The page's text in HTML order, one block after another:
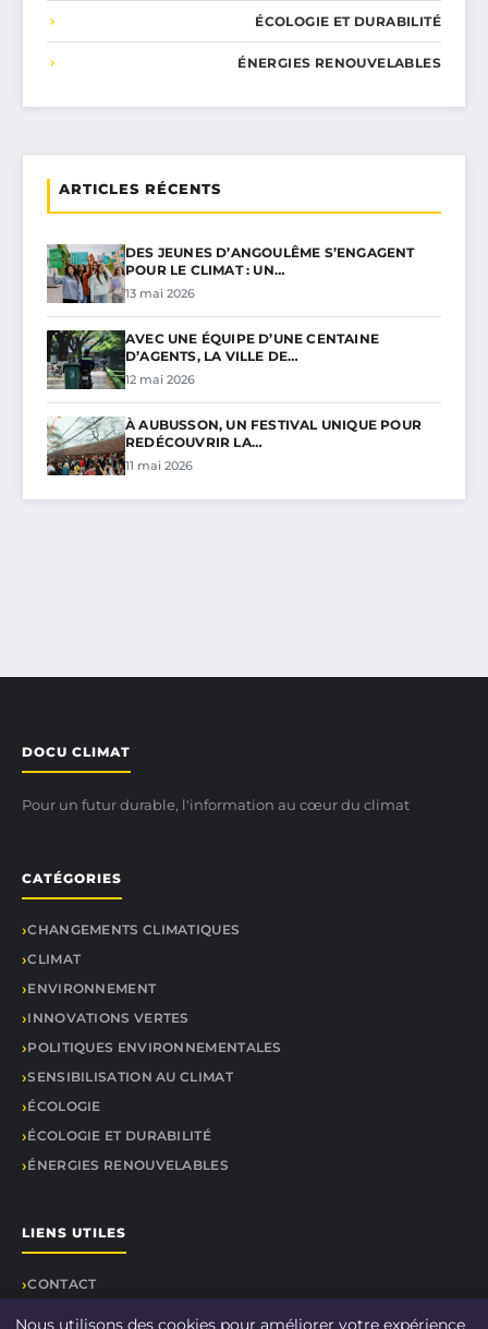
ÉCOLOGIE ET DURABILITÉ
ÉNERGIES RENOUVELABLES
ARTICLES RÉCENTS
DES JEUNES D’ANGOULÊME S’ENGAGENT
POUR LE CLIMAT : UN…
13 mai 2026
AVEC UNE ÉQUIPE D’UNE CENTAINE
D’AGENTS, LA VILLE DE…
12 mai 2026
À AUBUSSON, UN FESTIVAL UNIQUE POUR
REDÉCOUVRIR LA…
11 mai 2026
DOCU CLIMAT
Pour un futur durable, l'information au cœur du climat
CATÉGORIES
CHANGEMENTS CLIMATIQUES
CLIMAT
ENVIRONNEMENT
INNOVATIONS VERTES
POLITIQUES ENVIRONNEMENTALES
SENSIBILISATION AU CLIMAT
ÉCOLOGIE
ÉCOLOGIE ET DURABILITÉ
ÉNERGIES RENOUVELABLES
LIENS UTILES
CONTACT
Nous utilisons des cookies pour améliorer votre expérience